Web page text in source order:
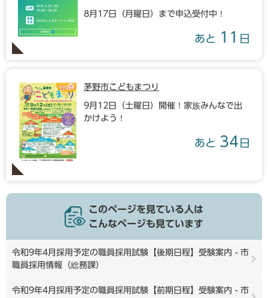
8月17日（月曜日）まで申込受付中！
あと 11 日
茅野市こどもまつり
9月12日（土曜日）開催！家族みんなで出
かけよう！
あと 34 日
このページを見ている人は
こんなページも見ています
令和9年4月採用予定の職員採用試験【後期日程】受験案内 - 市
職員採用情報（総務課）
令和9年4月採用予定の職員採用試験【前期日程】受験案内 - 市